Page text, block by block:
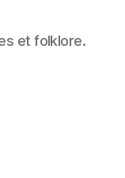
et folklore.